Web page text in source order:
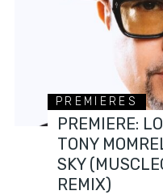
PREMIERES
PREMIERE:
TONY
SKY
REMIX)